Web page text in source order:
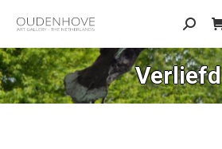
Verliefd